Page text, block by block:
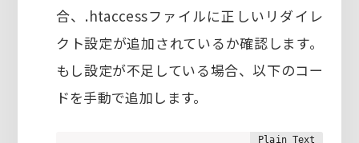
合、.htaccessファイルに正しいリダイレ
クト設定が追加されているか確認します。
もし設定が不足している場合、以下のコー
ドを手動で追加します。